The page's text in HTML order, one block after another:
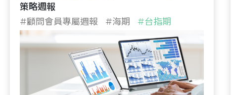
策略週報
#顧問會員專屬週報
#海期
#台指期
#策略